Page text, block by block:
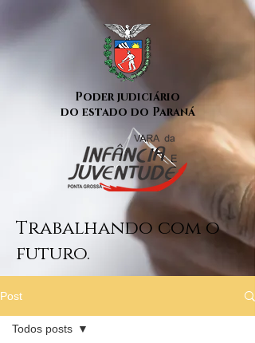
Poder judiciário
do estado do Paraná
Trabalhando com o
futuro.
Post
Todos posts